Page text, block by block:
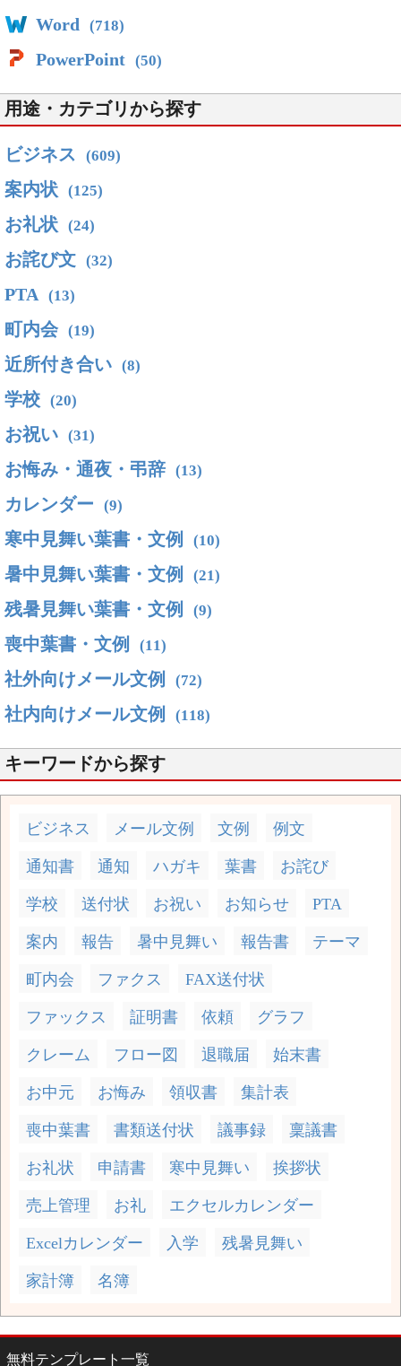
Word (718)
PowerPoint (50)
用途・カテゴリから探す
ビジネス (609)
案内状 (125)
お礼状 (24)
お詫び文 (32)
PTA (13)
町内会 (19)
近所付き合い (8)
学校 (20)
お祝い (31)
お悔み・通夜・弔辞 (13)
カレンダー (9)
寒中見舞い葉書・文例 (10)
暑中見舞い葉書・文例 (21)
残暑見舞い葉書・文例 (9)
喪中葉書・文例 (11)
社外向けメール文例 (72)
社内向けメール文例 (118)
キーワードから探す
ビジネス メール文例 文例 例文
通知書 通知 ハガキ 葉書 お詫び
学校 送付状 お祝い お知らせ PTA
案内 報告 暑中見舞い 報告書 テーマ
町内会 ファクス FAX送付状
ファックス 証明書 依頼 グラフ
クレーム フロー図 退職届 始末書
お中元 お悔み 領収書 集計表
喪中葉書 書類送付状 議事録 稟議書
お礼状 申請書 寒中見舞い 挨拶状
売上管理 お礼 エクセルカレンダー
Excelカレンダー 入学 残暑見舞い
家計簿 名簿
無料テンプレート一覧